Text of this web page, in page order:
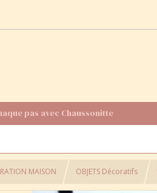
pas avec Chaussonitte
MAISON OBJETS Décoratifs